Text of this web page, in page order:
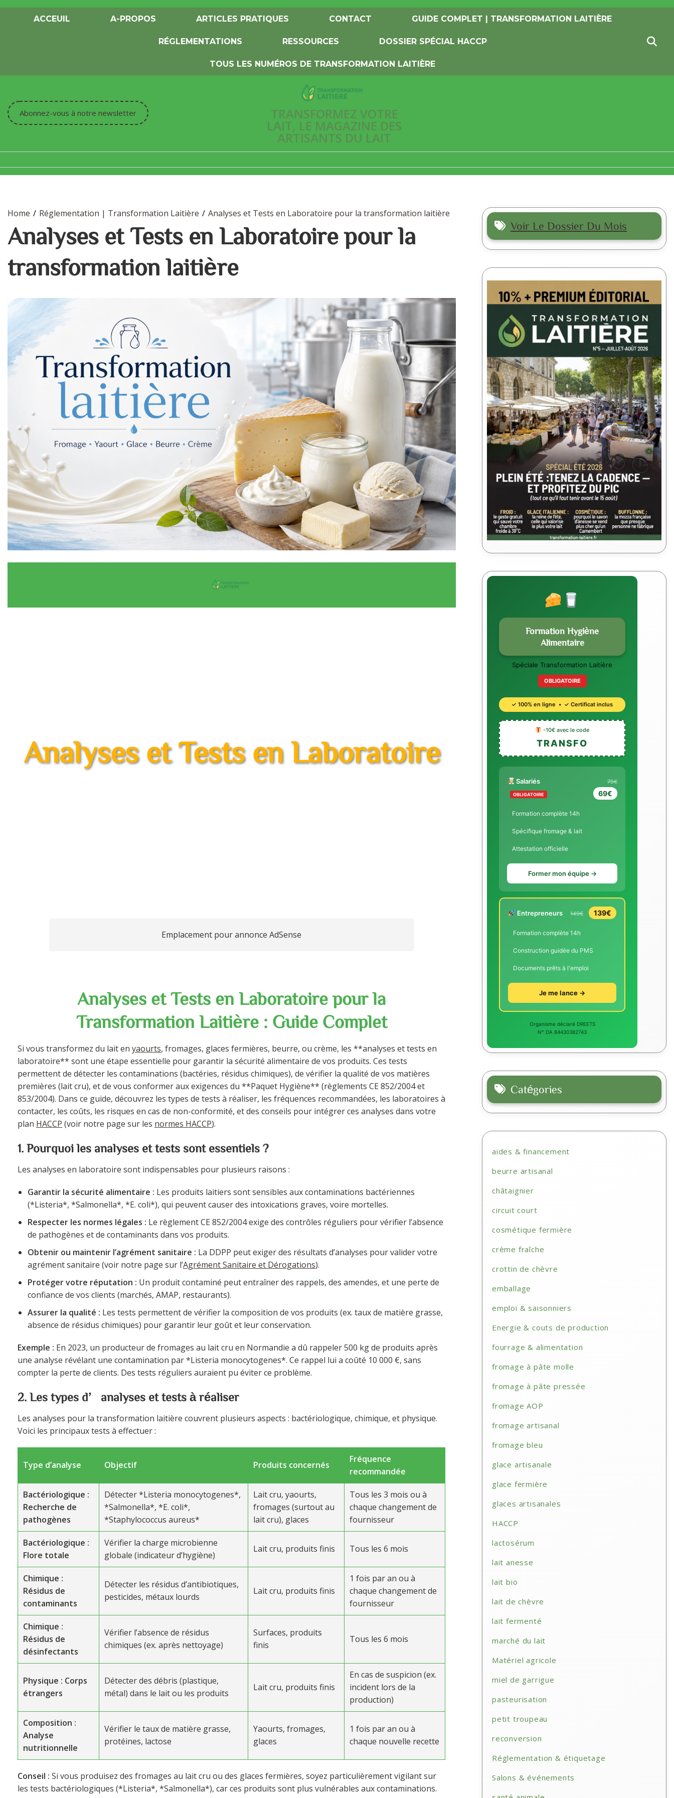
Skip
ACCEUIL A-PROPOS ARTICLES PRATIQUES CONTACT GUIDE COMPLET | TRANSFORMATION LAITIÈRE
RÉGLEMENTATIONS RESSOURCES DOSSIER SPÉCIAL HACCP
TOUS LES NUMÉROS DE TRANSFORMATION LAITIÈRE
Abonnez-vous à notre newsletter TRANSFORMEZ VOTRE
LAIT, LE MAGAZINE DES
ARTISANTS DU LAIT
Home Réglementation | Transformation Laitière Analyses et Tests en Laboratoire pour la transformation laitière
Analyses et Tests en Laboratoire pour la
transformation laitière
Analyses et Tests en Laboratoire
Emplacement pour annonce AdSense
Analyses et Tests en Laboratoire pour la
Transformation Laitière : Guide Complet
Si vous transformez du lait en yaourts, fromages, glaces fermières, beurre, ou crème, les **analyses et tests en
laboratoire** sont une étape essentielle pour garantir la sécurité alimentaire de vos produits. Ces tests
permettent de détecter les contaminations (bactéries, résidus chimiques), de vérifier la qualité de vos matières
premières (lait cru), et de vous conformer aux exigences du **Paquet Hygiène** (règlements CE 852/2004 et
853/2004). Dans ce guide, découvrez les types de tests à réaliser, les fréquences recommandées, les laboratoires à
contacter, les coûts, les risques en cas de non-conformité, et des conseils pour intégrer ces analyses dans votre
plan HACCP (voir notre page sur les normes HACCP).
1. Pourquoi les analyses et tests sont essentiels ?
Les analyses en laboratoire sont indispensables pour plusieurs raisons :
Garantir la sécurité alimentaire : Les produits laitiers sont sensibles aux contaminations bactériennes
(*Listeria*, *Salmonella*, *E. coli*), qui peuvent causer des intoxications graves, voire mortelles.
Respecter les normes légales : Le règlement CE 852/2004 exige des contrôles réguliers pour vérifier l’absence
de pathogènes et de contaminants dans vos produits.
Obtenir ou maintenir l’agrément sanitaire : La DDPP peut exiger des résultats d’analyses pour valider votre
agrément sanitaire (voir notre page sur l’Agrément Sanitaire et Dérogations).
Protéger votre réputation : Un produit contaminé peut entraîner des rappels, des amendes, et une perte de
confiance de vos clients (marchés, AMAP, restaurants).
Assurer la qualité : Les tests permettent de vérifier la composition de vos produits (ex. taux de matière grasse,
absence de résidus chimiques) pour garantir leur goût et leur conservation.
Exemple : En 2023, un producteur de fromages au lait cru en Normandie a dû rappeler 500 kg de produits après
une analyse révélant une contamination par *Listeria monocytogenes*. Ce rappel lui a coûté 10 000 €, sans
compter la perte de clients. Des tests réguliers auraient pu éviter ce problème.
2. Les types d’analyses et tests à réaliser
Les analyses pour la transformation laitière couvrent plusieurs aspects : bactériologique, chimique, et physique.
Voici les principaux tests à effectuer :
Type d’analyse Objectif Produits concernés
Fréquence
recommandée
Bactériologique :
Recherche de
pathogènes
Détecter *Listeria monocytogenes*,
*Salmonella*, *E. coli*,
*Staphylococcus aureus*
Lait cru, yaourts,
fromages (surtout au
lait cru), glaces
Tous les 3 mois ou à
chaque changement de
fournisseur
Bactériologique :
Flore totale
Vérifier la charge microbienne
globale (indicateur d’hygiène)
Lait cru, produits finis Tous les 6 mois
Chimique :
Résidus de
contaminants
Détecter les résidus d’antibiotiques,
pesticides, métaux lourds
Lait cru, produits finis
1 fois par an ou à
chaque changement de
fournisseur
Chimique :
Résidus de
désinfectants
Vérifier l’absence de résidus
chimiques (ex. après nettoyage)
Surfaces, produits
finis
Tous les 6 mois
Physique : Corps
étrangers
Détecter des débris (plastique,
métal) dans le lait ou les produits
Lait cru, produits finis
En cas de suspicion (ex.
incident lors de la
production)
Composition :
Analyse
nutritionnelle
Vérifier le taux de matière grasse,
protéines, lactose
Yaourts, fromages,
glaces
1 fois par an ou à
chaque nouvelle recette
Conseil : Si vous produisez des fromages au lait cru ou des glaces fermières, soyez particulièrement vigilant sur
les tests bactériologiques (*Listeria*, *Salmonella*), car ces produits sont plus vulnérables aux contaminations.
Voir Le Dossier Du Mois
Formation Hygiène
Alimentaire
Spéciale Transformation Laitière
OBLIGATOIRE
✓ 100% en ligne • ✓ Certificat inclus
-10€ avec le code
TRANSFO
Salariés
OBLIGATOIRE
79€
69€
Formation complète 14h
Spécifique fromage & lait
Attestation officielle
Former mon équipe →
Entrepreneurs 149€ 139€
Formation complète 14h
Construction guidée du PMS
Documents prêts à l'emploi
Je me lance →
Organisme déclaré DREETS
N° DA 84430382743
Catégories
aides & financement
beurre artisanal
châtaignier
circuit court
cosmétique fermière
crème fraîche
crottin de chèvre
emballage
emploi & saisonniers
Energie & couts de production
fourrage & alimentation
fromage à pâte molle
fromage à pâte pressée
fromage AOP
fromage artisanal
fromage bleu
glace artisanale
glace fermière
glaces artisanales
HACCP
lactosérum
lait anesse
lait bio
lait de chèvre
lait fermenté
marché du lait
Matériel agricole
miel de garrigue
pasteurisation
petit troupeau
reconversion
Réglementation & étiquetage
Salons & événements